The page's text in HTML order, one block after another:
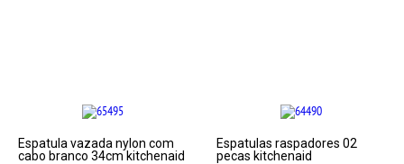
Espatula vazada nylon com
cabo branco 34cm kitchenaid
Espatulas raspadores 02
pecas kitchenaid